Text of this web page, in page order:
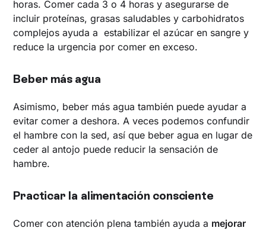
horas. Comer cada 3 o 4 horas y asegurarse de
incluir proteínas, grasas saludables y carbohidratos
complejos ayuda a estabilizar el azúcar en sangre y
reduce la urgencia por comer en exceso.
Beber más agua
Asimismo, beber más agua también puede ayudar a
evitar comer a deshora. A veces podemos confundir
el hambre con la sed, así que beber agua en lugar de
ceder al antojo puede reducir la sensación de
hambre.
Practicar la alimentación consciente
Comer con atención plena también ayuda a mejorar